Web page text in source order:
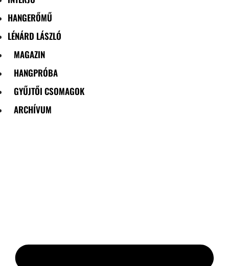
HANGERŐMŰ
LÉNÁRD LÁSZLÓ
MAGAZIN
HANGPRÓBA
GYŰJTŐI CSOMAGOK
ARCHÍVUM